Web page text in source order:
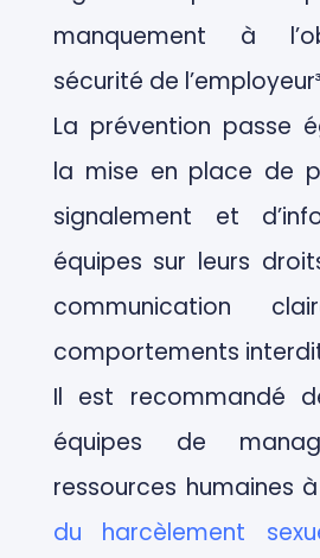
manquement à
sécurité de
La prévention passe
la mise en place de
signalement et
équipes sur leurs
communication
comportements
Il est recommandé
équipes de
ressources humaines
du harcèlement